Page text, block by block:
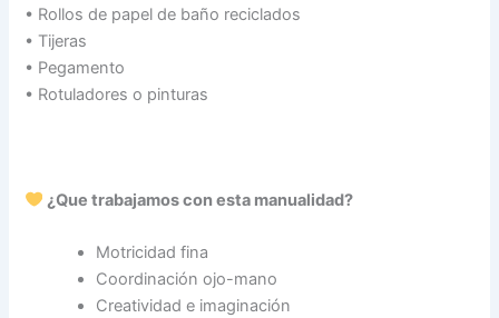
• Rollos de papel de baño reciclados
• Tijeras
• Pegamento
• Rotuladores o pinturas
¿Que trabajamos con esta manualidad?
Motricidad fina
Coordinación ojo-mano
Creatividad e imaginación